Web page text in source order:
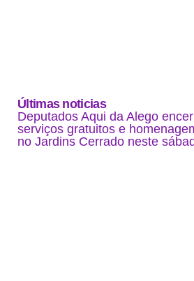
Últimas noticias
Deputados Aqui da Alego
serviços gratuitos e
no Jardins Cerrado neste